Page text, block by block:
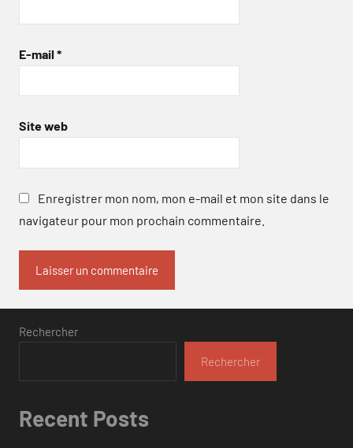
E-mail *
Site web
Enregistrer mon nom, mon e-mail et mon site dans le
navigateur pour mon prochain commentaire.
Rechercher
Rechercher
Recent Posts